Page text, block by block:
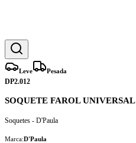
Leve Pesada
DP2.012
SOQUETE FAROL UNIVERSAL
Soquetes - D'Paula
Marca:D'Paula